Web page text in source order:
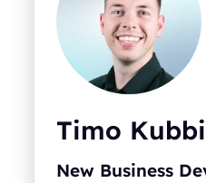
Timo
New Business